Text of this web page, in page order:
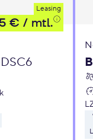
Leasing
€ / mtl.